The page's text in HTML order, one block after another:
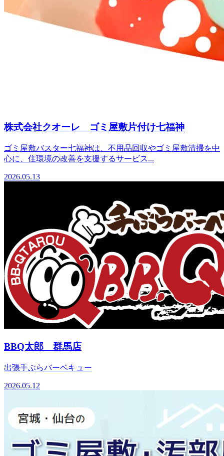
株式会社クオーレ ゴミ屋敷片付け七福神
ゴミ屋敷バスター七福神は、不用品回収やゴミ屋敷清掃を中
心に、住環境の改善を支援するサービス...
2026.05.13
BBQ太郎 群馬店
出張手ぶらバーベキュー
2026.05.12